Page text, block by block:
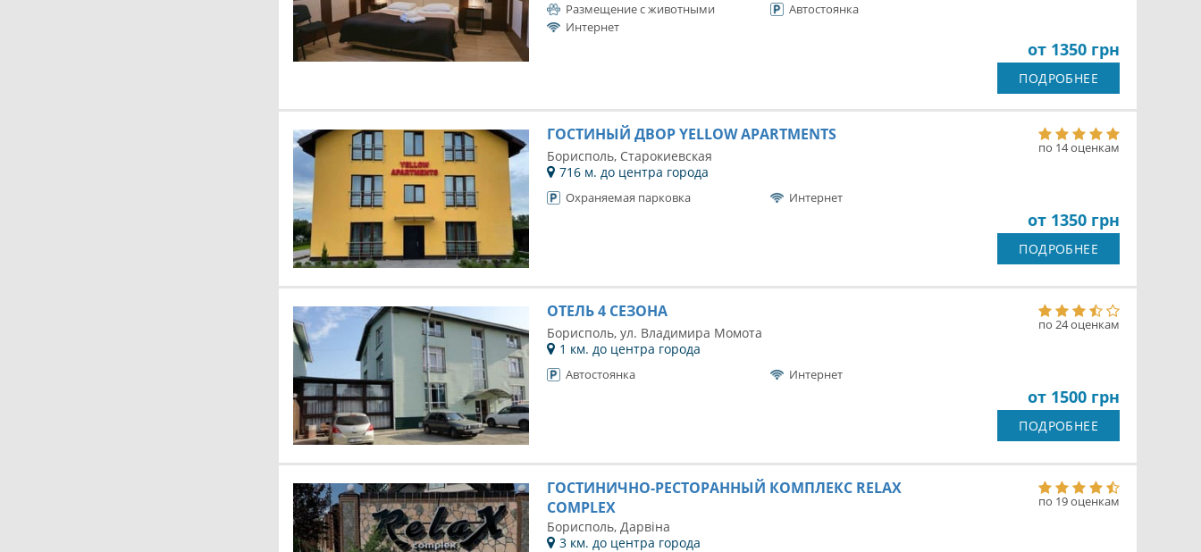
Размещение с животными
Автостоянка
Интернет
от 1350 грн
ПОДРОБНЕЕ
ГОСТИНЫЙ ДВОР YELLOW APARTMENTS
по 14 оценкам
Борисполь, Старокиевская
716 м. до центра города
Охраняемая парковка Интернет
от 1350 грн
ПОДРОБНЕЕ
ОТЕЛЬ 4 СЕЗОНА
по 24 оценкам
Борисполь, ул. Владимира Момота
1 км. до центра города
Автостоянка Интернет
от 1500 грн
ПОДРОБНЕЕ
ГОСТИНИЧНО-РЕСТОРАННЫЙ КОМПЛЕКС RELAX
COMPLEX
по 19 оценкам
Борисполь, Дарвіна
3 км. до центра города